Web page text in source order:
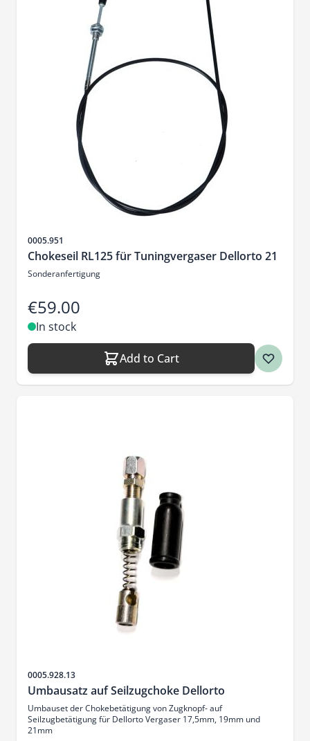
Sku
0005.951
Chokeseil RL125 für Tuningvergaser Dellorto 21
Sonderanfertigung
€59.00
In stock
Add to Cart
Sku
0005.928.13
Umbausatz auf Seilzugchoke Dellorto
Umbauset der Chokebetätigung von Zugknopf- auf
Seilzugbetätigung für Dellorto Vergaser 17,5mm, 19mm und
21mm